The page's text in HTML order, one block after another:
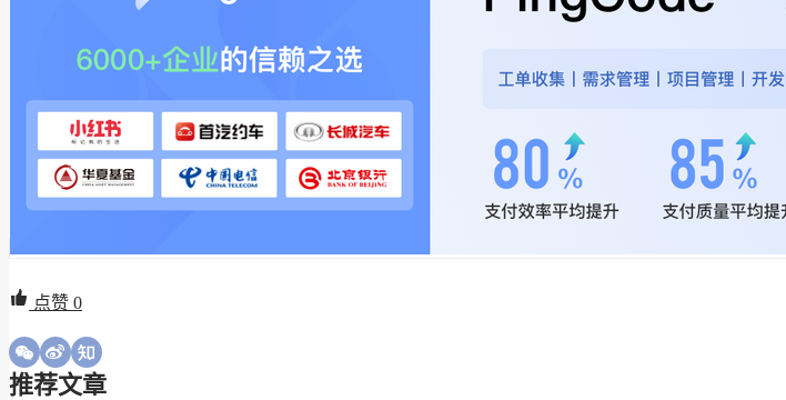
点赞 0
推荐文章